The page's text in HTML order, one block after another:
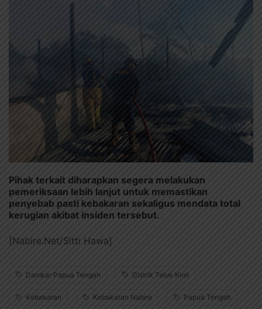
Pihak terkait diharapkan segera melakukan
pemeriksaan lebih lanjut untuk memastikan
penyebab pasti kebakaran sekaligus mendata total
kerugian akibat insiden tersebut.
[Nabire.Net/Sitti Hawa]
Damkar Papua Tengah Distrik Teluk Kimi
Kebakaran Kebakaran Nabire Papua Tengah